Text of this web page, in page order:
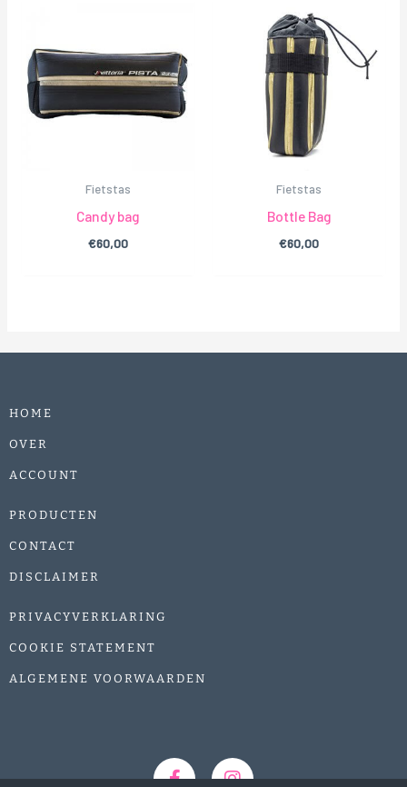
Fietstas
Candy bag
€60,00
Fietstas
Bottle Bag
€60,00
HOME
OVER
ACCOUNT
PRODUCTEN
CONTACT
DISCLAIMER
PRIVACYVERKLARING
COOKIE STATEMENT
ALGEMENE VOORWAARDEN
F
I